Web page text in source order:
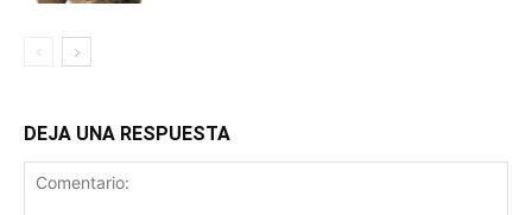
DEJA UNA RESPUESTA